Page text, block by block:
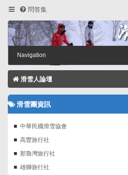
問答集
Navigation
滑雪人論壇
滑雪團資訊
中華民國滑雪協會
高豐旅行社
那魯灣旅行社
雄獅旅行社